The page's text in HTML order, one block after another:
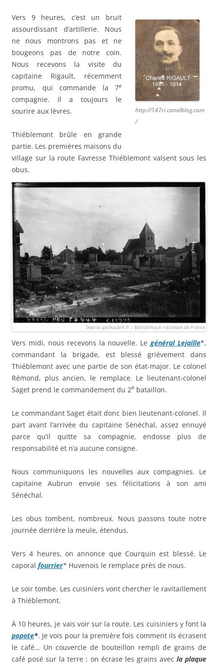
http://147ri.canalblog.com
/
Vers 9 heures, c’est un bruit
assourdissant d’artillerie. Nous
ne nous montrons pas et ne
bougeons pas de notre coin.
Nous recevons la visite du
capitaine Rigault, récemment
promu, qui commande la 7e
compagnie. Il a toujours le
sourire aux lèvres.
Thiéblemont brûle en grande
partie. Les premières maisons du
village sur la route Favresse Thiéblemont valsent sous les
obus.
Vers midi, nous recevons la nouvelle. Legénéral Lejaille*,
commandant la brigade, est blessé grièvement dans
Thiéblemont avec une partie de son état-major. Le colonel
Rémond, plus ancien, le remplace. Le lieutenant-colonel
Saget prend le commandement du 2e bataillon.
Le commandant Saget était donc bien lieutenant-colonel. Il
part avant l’arrivée du capitaine Sénéchal, assez ennuyé
parce qu’il quitte sa compagnie, endosse plus de
responsabilité et n’a aucune consigne.
Nous communiquons les nouvelles aux compagnies. Le
capitaine Aubrun envoie ses félicitations à son ami
Sénéchal.
Les obus tombent, nombreux. Nous passons toute notre
journée derrière la meule, étendus.
Vers 4 heures, on annonce que Courquin est blessé. Le
caporal fourrier* Huvenois le remplace près de nous.
Le soir tombe. Les cuisiniers vont chercher le ravitaillement
à Thiéblemont.
À 10 heures, je vais voir sur la route. Les cuisiniers y font la
popote*. Je vois pour la première fois comment ils écrasent
le café… Un couvercle de bouteillon rempli de grains de
café posé sur la terre : on écrase les grains avec la plaque